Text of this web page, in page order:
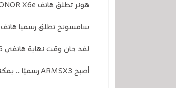
هونر تطلق هاتف HONOR X6e .. سعره رخيص و ببطارية جيدة جدًا وقدرة شحن ممتاز
سامسونج تطلق رسميا هاتف Galaxy Z Fold 8 .. تصميم قابل للطي جديد
لقد حان وقت نهاية هاتفي Pixel 6 و 6 Pro .. تحديثهما الأخير يقترب
أصبح ARMSX3 رسميًا .. يمكنك الآن تحميل محاكي PS3 المجاني لهواتف أندرويد